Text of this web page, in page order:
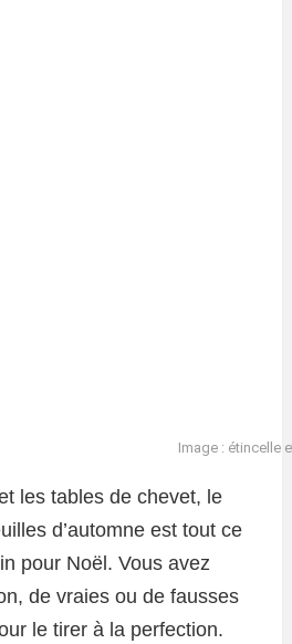
Image : étincelle
les tables de chevet, le
d’automne est tout ce
pour Noël. Vous avez
de vraies ou de fausses
le tirer à la perfection.